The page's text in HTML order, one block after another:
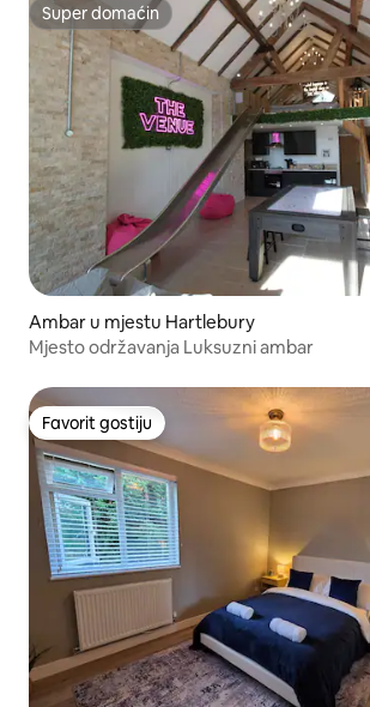
Super domaćin
Super domaćin
Ambar u mjestu Hartlebury
Mjesto održavanja Luksuzni ambar
Favorit gostiju
Favorit gostiju